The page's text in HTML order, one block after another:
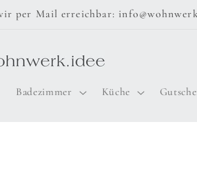
per Mail erreichbar:
Badezimmer Küche